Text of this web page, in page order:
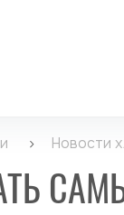
> Новости